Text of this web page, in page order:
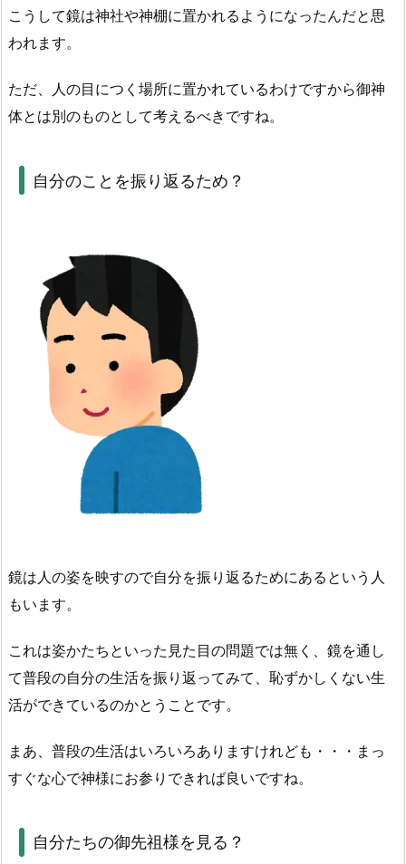
こうして鏡は神社や神棚に置かれるようになったんだと思
われます。
ただ、人の目につく場所に置かれているわけですから御神
体とは別のものとして考えるべきですね。
自分のことを振り返るため？
鏡は人の姿を映すので自分を振り返るためにあるという人
もいます。
これは姿かたちといった見た目の問題では無く、鏡を通し
て普段の自分の生活を振り返ってみて、恥ずかしくない生
活ができているのかとうことです。
まあ、普段の生活はいろいろありますけれども・・・まっ
すぐな心で神様にお参りできれば良いですね。
自分たちの御先祖様を見る？